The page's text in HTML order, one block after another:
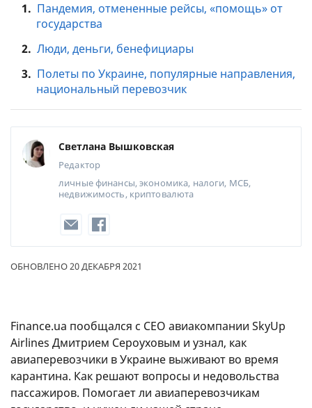
1. Пандемия, отмененные рейсы, «помощь» от
государства
2. Люди, деньги, бенефициары
3. Полеты по Украине, популярные направления,
национальный перевозчик
Светлана Вышковская
Редактор
личные финансы, экономика, налоги, МСБ,
недвижимость, криптовалюта
ОБНОВЛЕНО 20 ДЕКАБРЯ 2021
Finance.ua пообщался с СЕО авиакомпании SkyUp
Airlines Дмитрием Сероуховым и узнал, как
авиаперевозчики в Украине выживают во время
карантина. Как решают вопросы и недовольства
пассажиров. Помогает ли авиаперевозчикам